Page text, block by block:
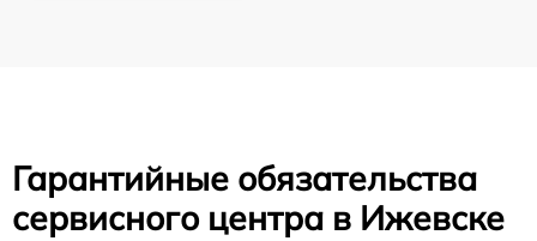
Гарантийные обязательства
сервисного центра в Ижевске